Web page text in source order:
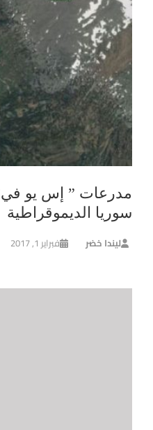
مدرعات ” إس يو
سوريا الديموقراطية
ليندا خضر فبراير 1, 2017